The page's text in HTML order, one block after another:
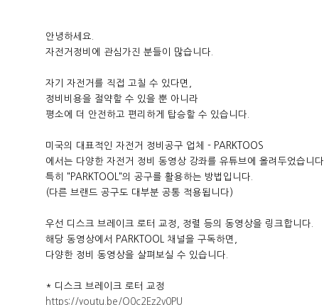
안녕하세요.
자전거정비에 관심가진 분들이 많습니다.
자기 자전거를 직접 고칠 수 있다면,
정비비용을 절약할 수 있을 뿐 아니라
평소에 더 안전하고 편리하게 탑승할 수 있습니다.
미국의 대표적인 자전거 정비공구 업체 - PARKTOOS
에서는 다양한 자전거 정비 동영상 강좌를 유튜브에 올려두었습니다.
특히 "PARKTOOL"의 공구를 활용하는 방법입니다.
(다른 브랜드 공구도 대부분 공통 적용됩니다)
우선 디스크 브레이크 로터 교정, 정렬 등의 동영상을 링크합니다.
해당 동영상에서 PARKTOOL 채널을 구독하면,
다양한 정비 동영상을 살펴보실 수 있습니다.
* 디스크 브레이크 로터 교정
https://youtu.be/O0c2Ez2v0PU